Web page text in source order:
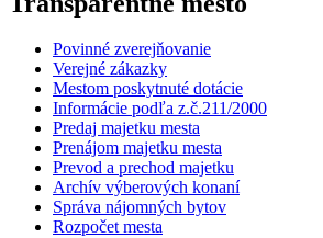
Povinné zverejňovanie
Verejné zákazky
Mestom poskytnuté dotácie
Informácie podľa z.č.211/2000
Predaj majetku mesta
Prenájom majetku mesta
Prevod a prechod majetku
Archív výberových konaní
Správa nájomných bytov
Rozpočet mesta